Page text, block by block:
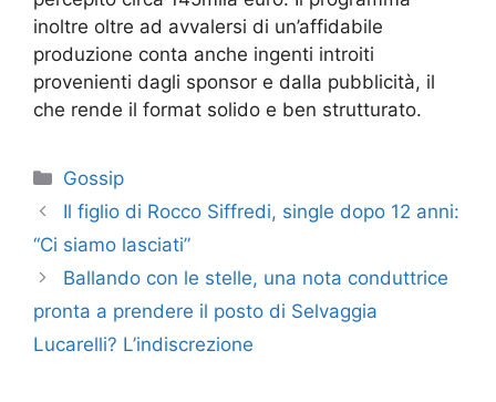
inoltre oltre ad avvalersi di un’affidabile
produzione conta anche ingenti introiti
provenienti dagli sponsor e dalla pubblicità, il
che rende il format solido e ben strutturato.
Categorie
Gossip
Il figlio di Rocco Siffredi, single dopo 12 anni:
“Ci siamo lasciati”
Ballando con le stelle, una nota conduttrice
pronta a prendere il posto di Selvaggia
Lucarelli? L’indiscrezione